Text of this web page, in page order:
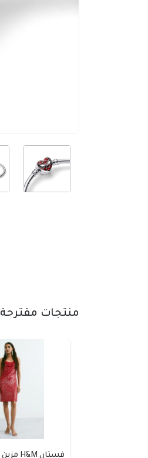
منتجات مقترحة
فستان H&M مزين بالت..